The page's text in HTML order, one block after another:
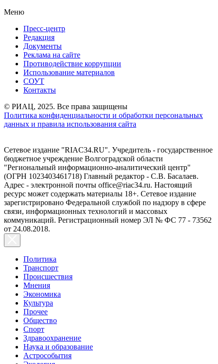
Меню
Пресс-центр
Редакция
Документы
Реклама на сайте
Противодействие коррупции
Использование материалов
СОУТ
Контакты
© РИАЦ, 2025. Все права защищены
Политика конфиденциальности и обработки персональных
данных и правила использования сайта
Сетевое издание "RIAC34.RU". Учредитель - государственное
бюджетное учреждение Волгоградской области
"Региональный информационно-аналитический центр"
(ОГРН 1023403461718) Главный редактор - С.В. Басалаев.
Адрес - электронной почты office@riac34.ru. Настоящий
ресурс может содержать материалы 18+. Сетевое издание
зарегистрировано Федеральной службой по надзору в сфере
связи, информационных технологий и массовых
коммуникаций. Регистрационный номер ЭЛ № ФС 77 - 73562
от 24.08.2018.
Политика
Транспорт
Происшествия
Мнения
Экономика
Культура
Прочее
Общество
Спорт
Здравоохранение
Наука и образование
Астрособытия